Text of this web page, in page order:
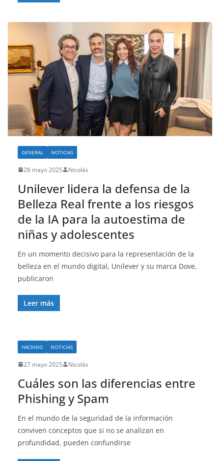
GENERAL NOTICIAS
28 mayo 2025 Nicolás
Unilever lidera la defensa de la
Belleza Real frente a los riesgos
de la IA para la autoestima de
niñas y adolescentes
En un momento decisivo para la representación de la
belleza en el mundo digital, Unilever y su marca Dove,
publicaron
Leer más
HACKING NOTICIAS
27 mayo 2025 Nicolás
Cuáles son las diferencias entre
Phishing y Spam
En el mundo de la seguridad de la información
conviven conceptos que si no se analizan en
profundidad, pueden confundirse